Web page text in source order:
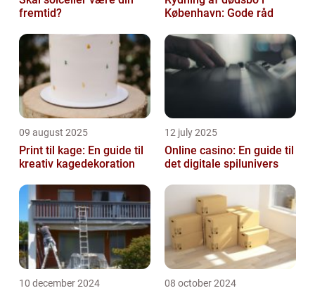
fremtid?
København: Gode råd
09 august 2025
Print til kage: En guide til
kreativ kagedekoration
12 july 2025
Online casino: En guide til
det digitale spilunivers
10 december 2024 08 october 2024